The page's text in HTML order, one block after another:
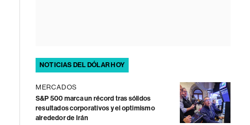
NOTICIAS DEL DÓLAR HOY
MERCADOS
S&P 500 marca un récord tras sólidos
resultados corporativos y el optimismo
alrededor de Irán